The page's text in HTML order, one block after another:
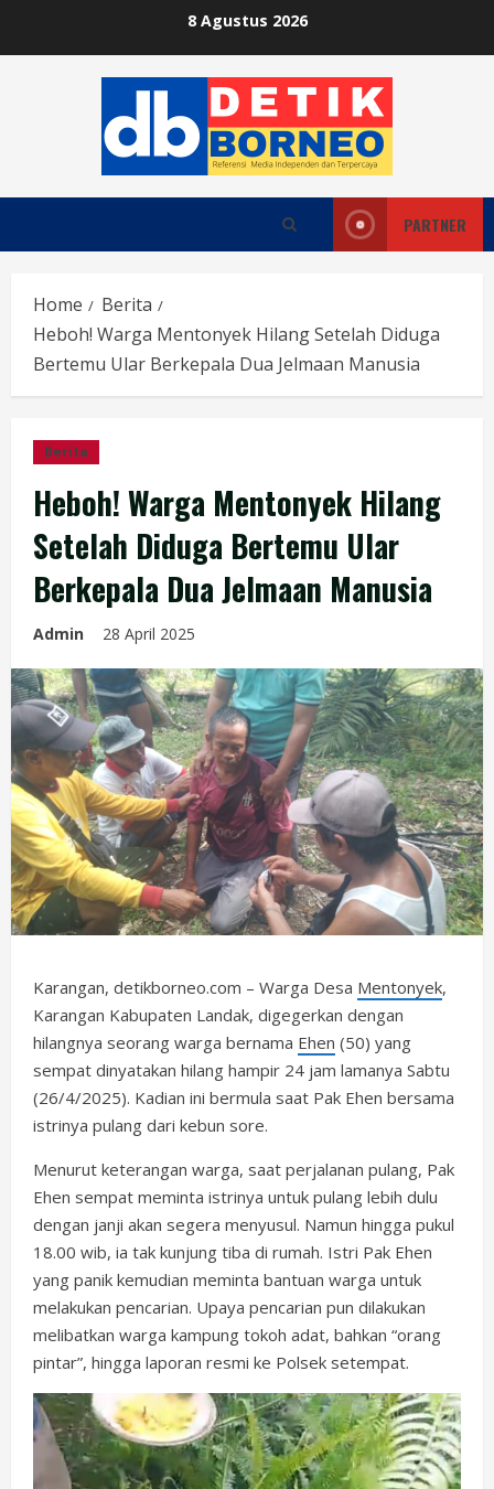
8 Agustus 2026
PARTNER
Home
Berita
Heboh! Warga Mentonyek Hilang Setelah Diduga
Bertemu Ular Berkepala Dua Jelmaan Manusia
Berita
Heboh! Warga Mentonyek Hilang
Setelah Diduga Bertemu Ular
Berkepala Dua Jelmaan Manusia
Admin 28 April 2025
Karangan, detikborneo.com – Warga Desa Mentonyek,
Karangan Kabupaten Landak, digegerkan dengan
hilangnya seorang warga bernama Ehen (50) yang
sempat dinyatakan hilang hampir 24 jam lamanya Sabtu
(26/4/2025). Kadian ini bermula saat Pak Ehen bersama
istrinya pulang dari kebun sore.
Menurut keterangan warga, saat perjalanan pulang, Pak
Ehen sempat meminta istrinya untuk pulang lebih dulu
dengan janji akan segera menyusul. Namun hingga pukul
18.00 wib, ia tak kunjung tiba di rumah. Istri Pak Ehen
yang panik kemudian meminta bantuan warga untuk
melakukan pencarian. Upaya pencarian pun dilakukan
melibatkan warga kampung tokoh adat, bahkan “orang
pintar”, hingga laporan resmi ke Polsek setempat.